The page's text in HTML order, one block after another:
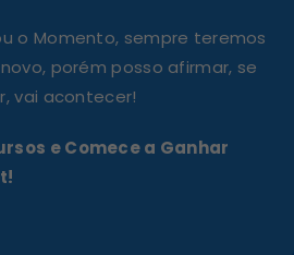
o Momento, sempre teremos
porém posso afirmar, se
vai acontecer!
e Comece a Ganhar